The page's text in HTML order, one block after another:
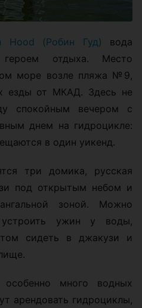
Hood (Робин Гуд) вода
героем отдыха. Место
море возле пляжа №9,
езды от МКАД. Здесь не
спокойным вечером с
днем на гидроцикле:
в один уикенд.
три домика, русская
под открытым небом и
зоной. Можно
устроить ужин у воды,
сидеть в джакузи и
много водных
арендовать гидроциклы,